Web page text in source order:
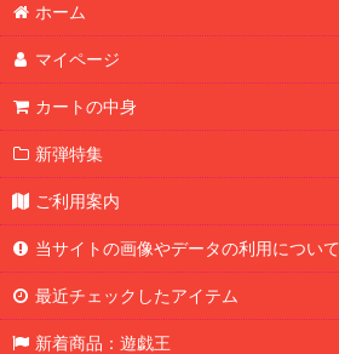
ホーム
マイページ
カートの中身
新弾特集
ご利用案内
当サイトの画像やデータの利用について
最近チェックしたアイテム
新着商品：遊戯王